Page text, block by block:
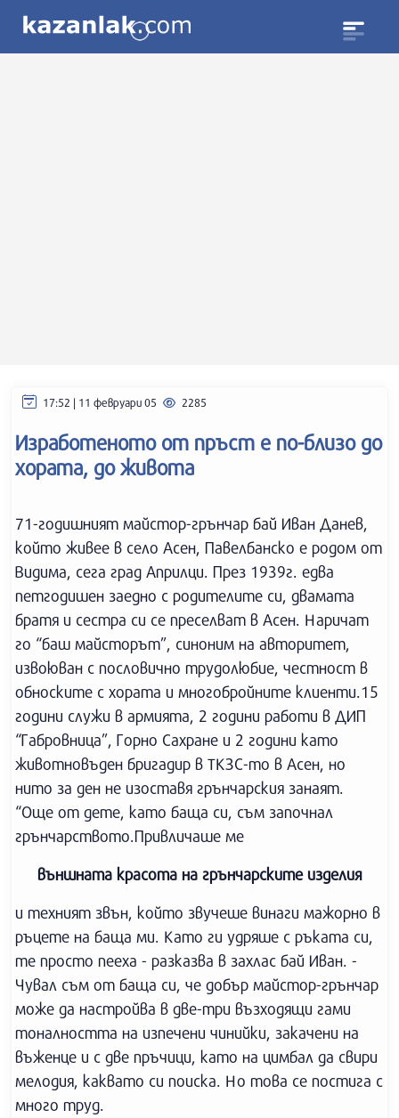
17:52 | 11 февруари 05 2285
Изработеното от пръст е по-близо до
хората, до живота
71-годишният майстор-грънчар бай Иван Данев,
който живее в село Асен, Павелбанско е родом от
Видима, сега град Априлци. През 1939г. едва
петгодишен заедно с родителите си, двамата
братя и сестра си се преселват в Асен. Наричат
го “баш майсторът”, синоним на авторитет,
извоюван с пословично трудолюбие, честност в
обноските с хората и многобройните клиенти.15
години служи в армията, 2 години работи в ДИП
“Габровница”, Горно Сахране и 2 години като
животновъден бригадир в ТКЗС-то в Асен, но
нито за ден не изоставя грънчарския занаят.
“Още от дете, като баща си, съм започнал
грънчарството.Привличаше ме
външната красота на грънчарските изделия
и техният звън, който звучеше винаги мажорно в
ръцете на баща ми. Като ги удряше с ръката си,
те просто пееха - разказва в захлас бай Иван. -
Чувал съм от баща си, че добър майстор-грънчар
може да настройва в две-три възходящи гами
тоналността на изпечени чинийки, закачени на
въженце и с две пръчици, като на цимбал да свири
мелодия, каквато си поиска. Но това се постига с
много труд.